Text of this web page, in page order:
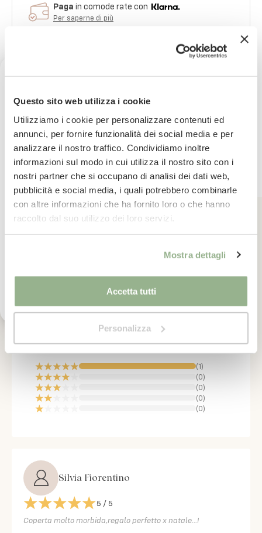
Questo sito web utilizza i cookie
Utilizziamo i cookie per personalizzare contenuti ed
annunci, per fornire funzionalità dei social media e per
analizzare il nostro traffico. Condividiamo inoltre
informazioni sul modo in cui utilizza il nostro sito con i
nostri partner che si occupano di analisi dei dati web,
pubblicità e social media, i quali potrebbero combinarle
con altre informazioni che ha fornito loro o che hanno
raccolto dal suo utilizzo dei loro servizi.
Mostra dettagli
Accetta tutti
Personalizza
Paga in comode rate con
Per saperne di più
acquisto
Valutazione e recensioni
5
(1)
(0)
(0)
(0)
(0)
Silvia Fiorentino
5 / 5
Coperta molto morbida,regalo perfetto x natale...!
Ricevi uno sconto del 10% sul
tuo prossimo ordine
Iscriviti subito alla nostra newsletter
La tua email
Iscrivimi
vostra Privacy Policy ed acconsento al
comunicazioni tramite newsletter.